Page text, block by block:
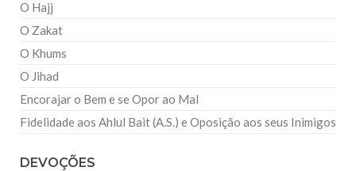
O Hajj
O Zakat
O Khums
O Jihad
Encorajar o Bem e se Opor ao Mal
Fidelidade aos Ahlul Bait (A.S.) e Oposição aos seus Inimigos
DEVOÇÕES